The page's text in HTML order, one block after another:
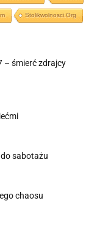
Stolikwolnosci.org
– śmierć zdrajcy
sabotażu
chaosu